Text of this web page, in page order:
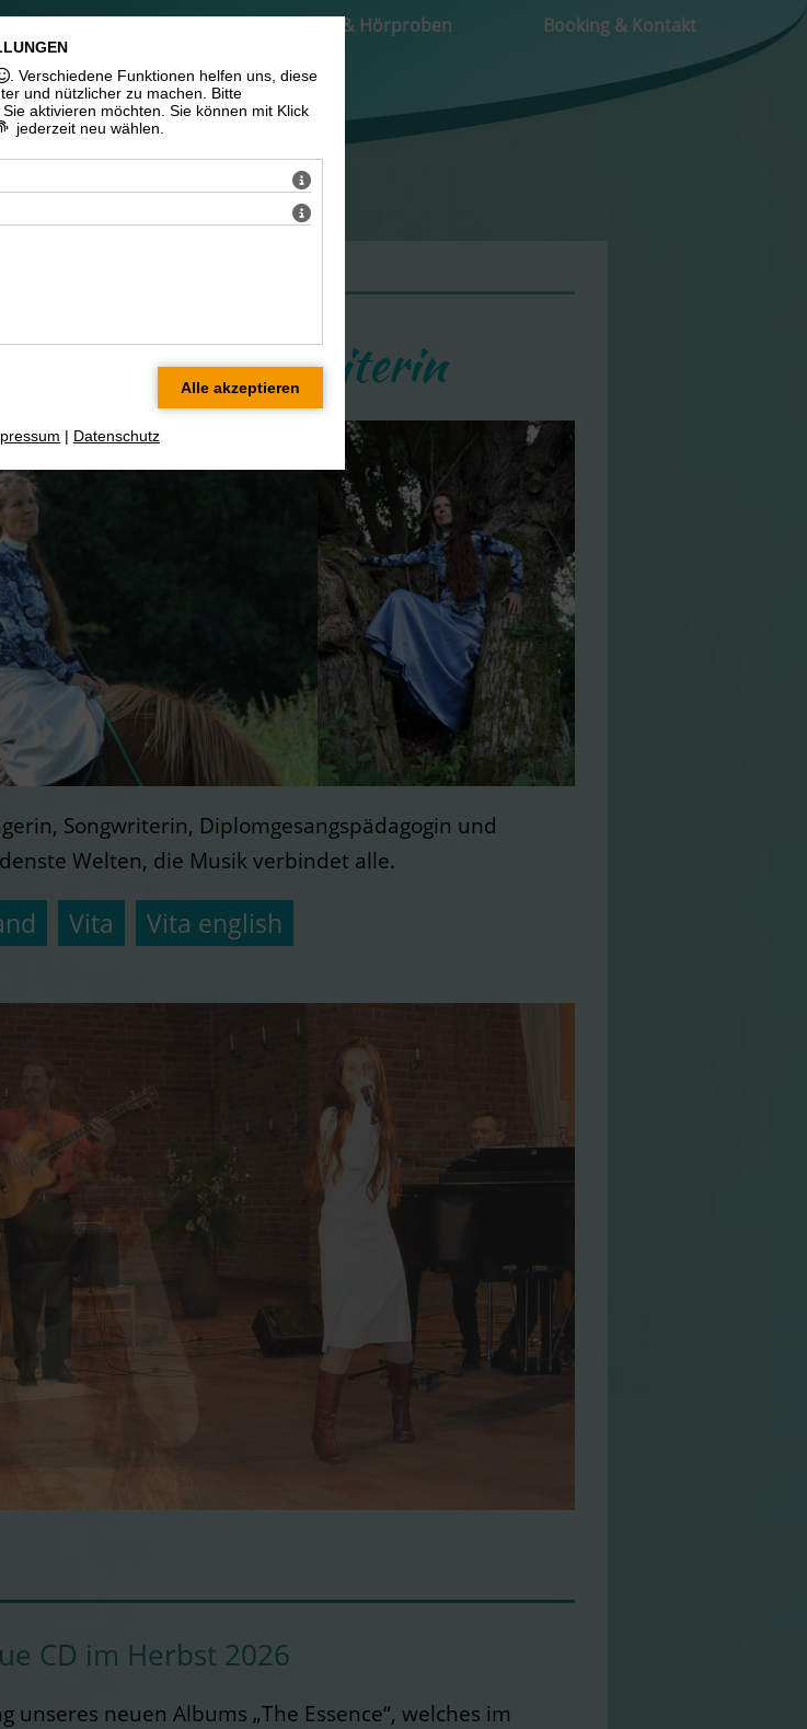
& Unterricht Videos & Hörproben Booking & Kontakt
und Songwriterin
Songwriterin, Diplomgesangspädagogin und
Welten, die Musik verbindet alle.
Vita Vita english
CD im Herbst 2026
neuen Albums „The Essence“, welches im
. Verschiedene Funktionen helfen uns, diese
und nützlicher zu machen.
Bitte
aktivieren möchten. Sie können mit Klick
jederzeit neu wählen.
| Datenschutz